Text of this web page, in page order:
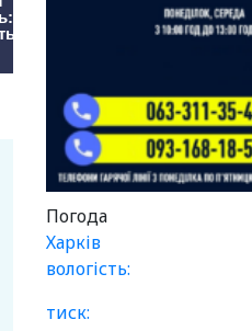
Погода
Харків
вологість:
тиск: